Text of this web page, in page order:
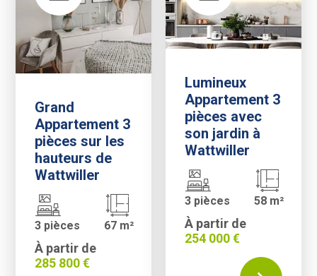
Grand
Appartement 3
pièces sur les
hauteurs de
Wattwiller
3 pièces 67 m²
À partir de
285 800 €
Lumineux
Appartement 3
pièces avec
son jardin à
Wattwiller
3 pièces 58 m²
À partir de
254 000 €